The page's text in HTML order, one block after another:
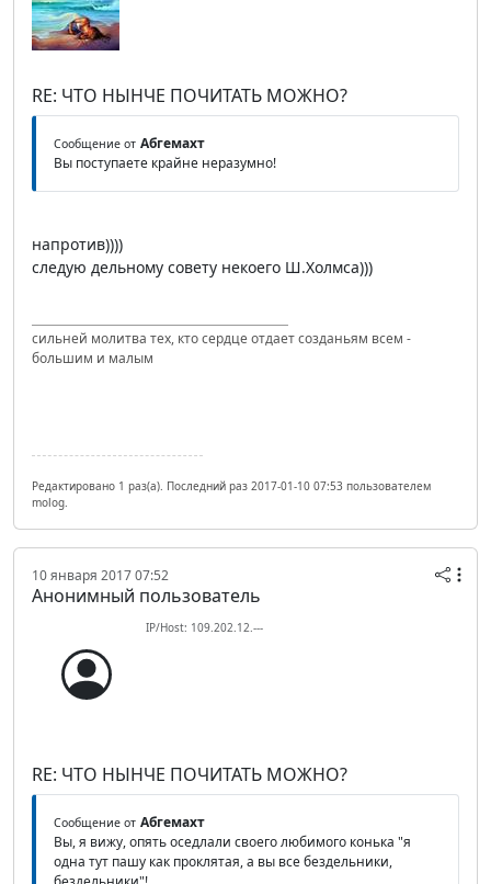
RE: ЧТО НЫНЧЕ ПОЧИТАТЬ МОЖНО?
Сообщение от Абгемахт
Вы поступаете крайне неразумно!
напротив))))
следую дельному совету некоего Ш.Холмса)))
сильней молитва тех, кто сердце отдает созданьям всем -
большим и малым
Редактировано 1 раз(а). Последний раз 2017-01-10 07:53 пользователем
molog.
10 января 2017 07:52
Анонимный пользователь
IP/Host: 109.202.12.---
RE: ЧТО НЫНЧЕ ПОЧИТАТЬ МОЖНО?
Сообщение от Абгемахт
Вы, я вижу, опять оседлали своего любимого конька "я
одна тут пашу как проклятая, а вы все бездельники,